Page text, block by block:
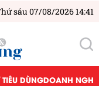
sáu 07/08/2026 14:41
DÙNGDOANH